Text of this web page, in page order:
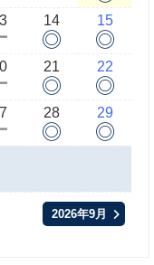
14
◎
15
◎
21
◎
22
◎
28
◎
29
◎
2026年9月